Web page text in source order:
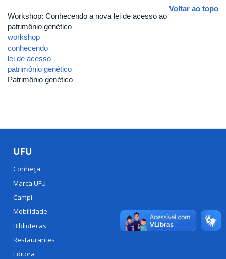
Voltar ao topo
Workshop: Conhecendo a nova lei de acesso ao
patrimônio genético
workshop
conhecendo
lei de acesso
patrimônio genético
Patrimônio genético
UFU
Conheça
Marca UFU
Campi
Mobilidade
Bibliotecas
Restaurantes
Editora